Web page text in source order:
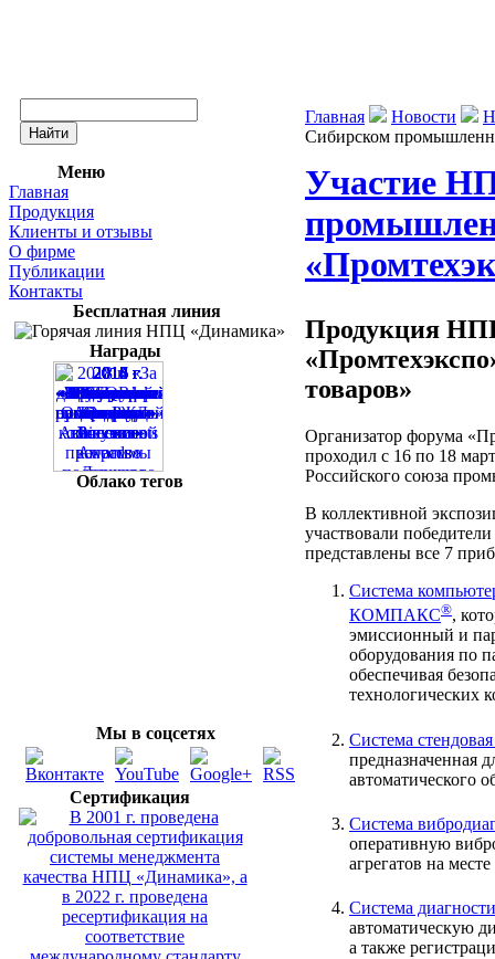
Меню
Главная
Продукция
Клиенты и отзывы
О фирме
Публикации
Контакты
Бесплатная линия
Награды
Облако тегов
Мы в соцсетях
Сертификация
Главная Новости
Сибирском
Участие
Продукция
товаров»
Организатор форума
проходил с 16 по 18
Российского союза
В коллективной
участвовали
представлены все 7
Система
КОМПАКС®,
эмиссионный и
оборудования по
обеспечивая
технологических
Система
предназначенная
автоматического
Система
оперативную
агрегатов на
Система
автоматическую
а также